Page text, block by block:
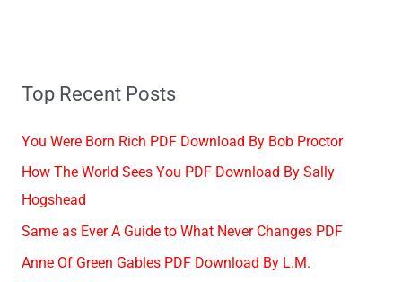
Top Recent Posts
You Were Born Rich PDF Download By Bob Proctor
How The World Sees You PDF Download By Sally
Hogshead
Same as Ever A Guide to What Never Changes PDF
Anne Of Green Gables PDF Download By L.M.